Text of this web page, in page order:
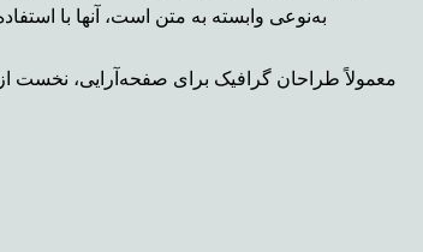
به‌نوعی وابسته به متن است، آنها با
معمولاً طراحان گرافیک برای صفحه‌آرایی، نخست